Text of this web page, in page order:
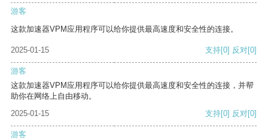
游客
这款加速器VPM应用程序可以给你提供最高速度和安全性的连接。
2025-01-15 支持[0] 反对[0]
游客
这款加速器VPM应用程序可以给你提供最高速度和安全性的连接，并帮
助你在网络上自由移动。
2025-01-15
支持[0] 反对[0]
游客